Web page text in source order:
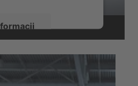
Consent